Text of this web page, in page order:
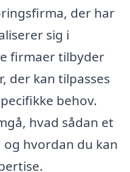
der har
sig i
firmaer tilbyder
der kan tilpasses
behov.
hvad sådan et
hvordan du kan